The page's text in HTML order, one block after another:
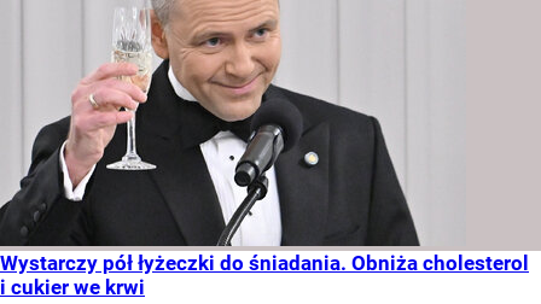
Wystarczy pół łyżeczki do śniadania. Obniża cholesterol
i cukier we krwi